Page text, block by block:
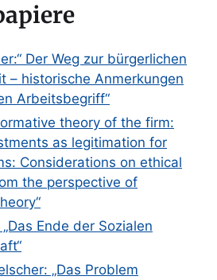
Der Weg zur bürgerlichen
– historische Anmerkungen
Arbeitsbegriff“
theory of the firm:
as legitimation for
Considerations on ethical
the perspective of
Ende der Sozialen
„Das Problem